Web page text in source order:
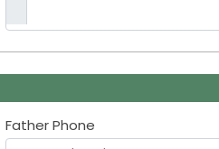
Father Phone